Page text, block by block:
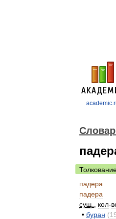
падера
падера
сущ
кол-
• буран (